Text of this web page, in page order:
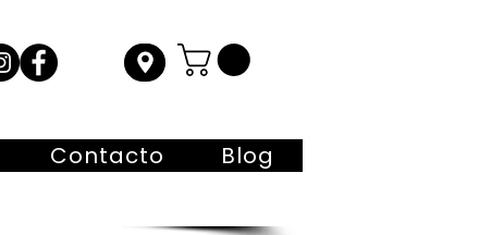
Contacto Blog